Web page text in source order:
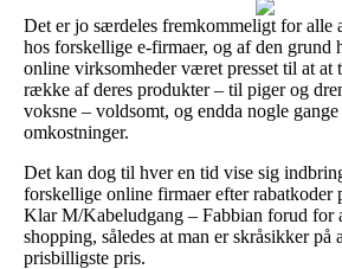
Det er jo særdeles fremkommeligt for alle
hos forskellige e-firmaer, og af den grund
online virksomheder været presset til at at
række af deres produkter – til piger og
voksne – voldsomt, og endda nogle
omkostninger.
Det kan dog til hver en tid vise sig
forskellige online firmaer efter
Klar M/Kabeludgang – Fabbian forud for
shopping, således at man er skråsikker på
prisbilligste pris.